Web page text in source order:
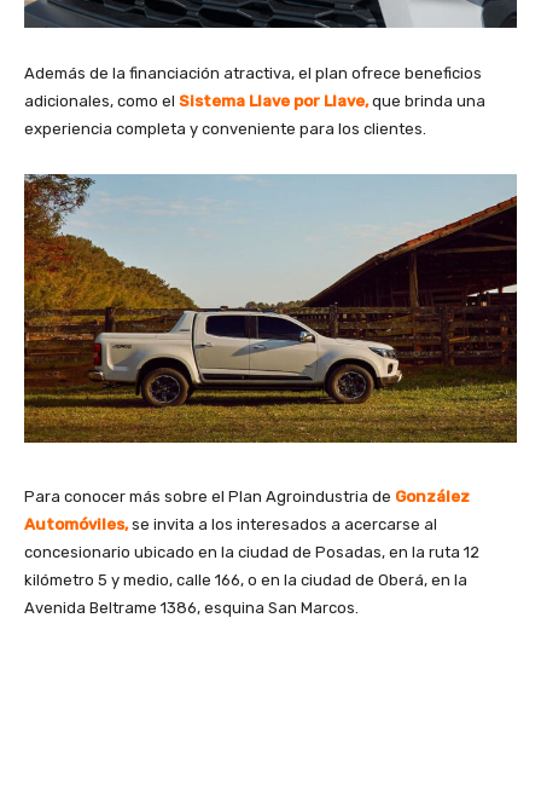
Además de la financiación atractiva, el plan ofrece beneficios
adicionales, como el Sistema Llave por Llave, que brinda una
experiencia completa y conveniente para los clientes.
Para conocer más sobre el Plan Agroindustria de González
Automóviles, se invita a los interesados a acercarse al
concesionario ubicado en la ciudad de Posadas, en la ruta 12
kilómetro 5 y medio, calle 166, o en la ciudad de Oberá, en la
Avenida Beltrame 1386, esquina San Marcos.